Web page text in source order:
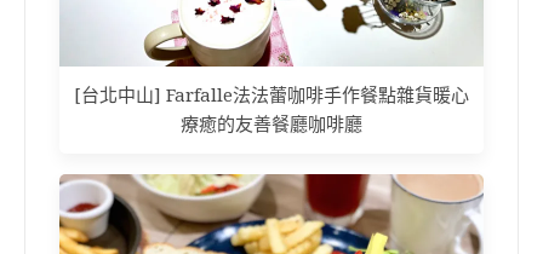
[台北中山] Farfalle法法蕾咖啡手作餐點雜貨暖心
療癒的友善餐廳咖啡廳